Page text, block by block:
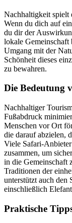
Nachhaltigkeit spielt
Wenn du dich auf
du dir der
lokale Gemeinschaft
Umgang mit der
Schönheit dieses
zu bewahren.
Die Bedeutung
Nachhaltiger
Fußabdruck
Menschen vor Ort
die darauf abzielen,
Viele Safari-
zusammen, um
in die Gemeinschaft
Traditionen der
unterstützt auch den
einschließlich
Praktische